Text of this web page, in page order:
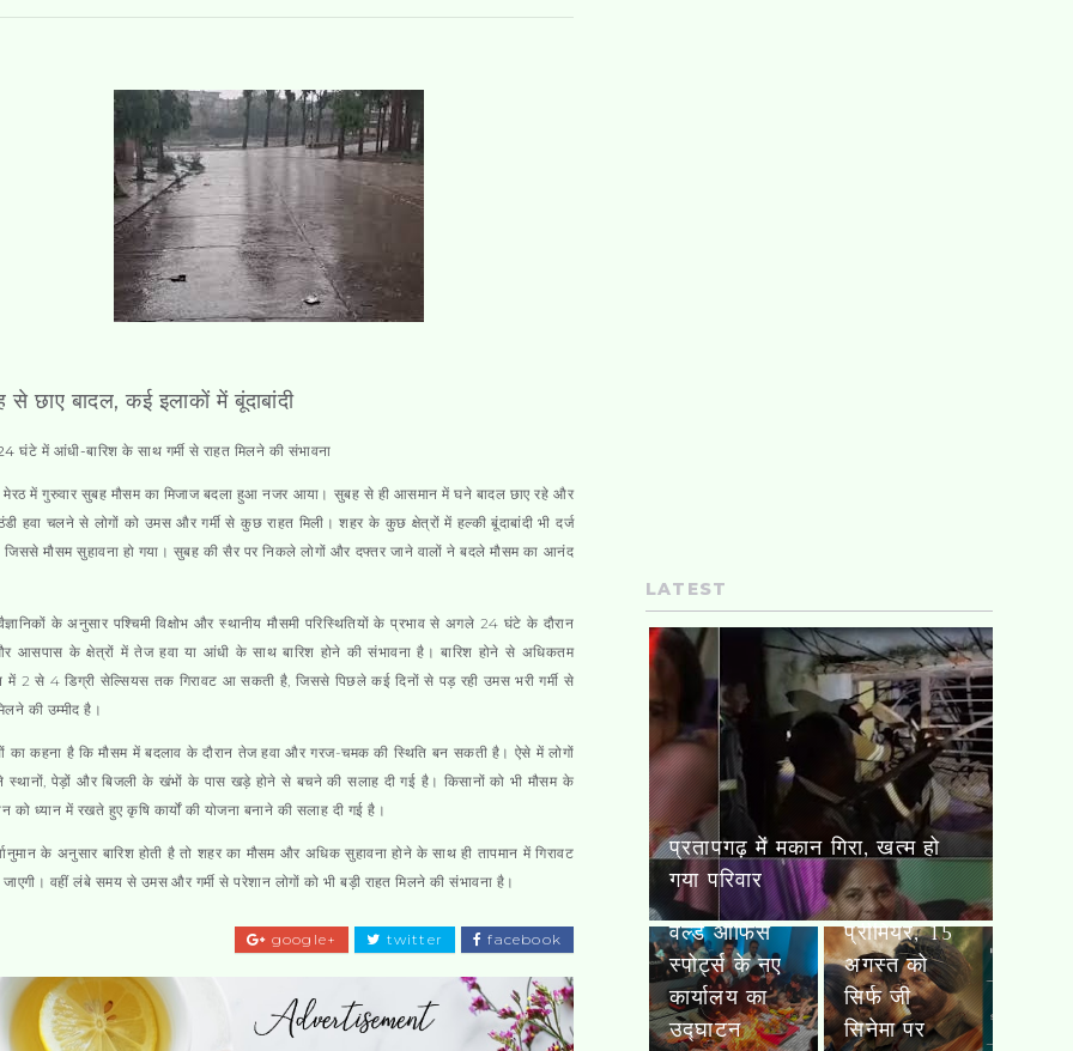
छाए बादल, कई इलाकों में बूंदाबांदी
घंटे में आंधी-बारिश के साथ गर्मी से राहत मिलने की संभावना
मेरठ में गुरुवार सुबह मौसम का मिजाज बदला हुआ नजर आया। सुबह से ही आसमान में घने बादल छाए रहे और
हवा चलने से लोगों को उमस और गर्मी से कुछ राहत मिली। शहर के कुछ क्षेत्रों में हल्की बूंदाबांदी भी दर्ज
जिससे मौसम सुहावना हो गया। सुबह की सैर पर निकले लोगों और दफ्तर जाने वालों ने बदले मौसम का आनंद
के अनुसार पश्चिमी विक्षोभ और स्थानीय मौसमी परिस्थितियों के प्रभाव से अगले 24 घंटे के दौरान
आसपास के क्षेत्रों में तेज हवा या आंधी के साथ बारिश होने की संभावना है। बारिश होने से अधिकतम
में 2 से 4 डिग्री सेल्सियस तक गिरावट आ सकती है, जिससे पिछले कई दिनों से पड़ रही उमस भरी गर्मी से
की उम्मीद है।
का कहना है कि मौसम में बदलाव के दौरान तेज हवा और गरज-चमक की स्थिति बन सकती है। ऐसे में लोगों
स्थानों, पेड़ों और बिजली के खंभों के पास खड़े होने से बचने की सलाह दी गई है। किसानों को भी मौसम के
को ध्यान में रखते हुए कृषि कार्यों की योजना बनाने की सलाह दी गई है।
के अनुसार बारिश होती है तो शहर का मौसम और अधिक सुहावना होने के साथ ही तापमान में गिरावट
जाएगी। वहीं लंबे समय से उमस और गर्मी से परेशान लोगों को भी बड़ी राहत मिलने की संभावना है।
facebook
twitter
google+
LATEST
पल्लवपुरम में वर्ल्ड ऑफिस स्पोर्ट्स
के नए कार्यालय का उद्घाटन
स्वतंत्रता
दिवस पर
‘बॉर्डर 2’ का
वर्ल्ड
टेलीविजन
प्रीमियर, 15
अगस्त को
सिर्फ जी
सिनेमा पर
एसबीआई
लाइफ और
जेएंडके बैंक
की साझेदारी,
1,000 से
अधिक
शाखाओं पर
मिलेंगे जीवन
बीमा समाधान